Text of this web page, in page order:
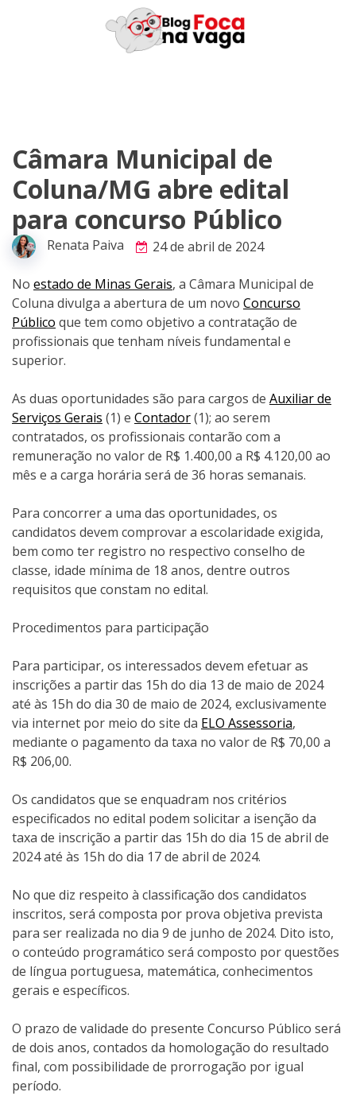
Câmara Municipal de
Coluna/MG abre edital
para concurso Público
Renata Paiva 24 de abril de 2024
No estado de Minas Gerais, a Câmara Municipal de
Coluna divulga a abertura de um novo Concurso
Público que tem como objetivo a contratação de
profissionais que tenham níveis fundamental e
superior.
As duas oportunidades são para cargos de Auxiliar de
Serviços Gerais (1) e Contador(1); ao serem
contratados, os profissionais contarão com a
remuneração no valor de R$ 1.400,00 a R$ 4.120,00 ao
mês e a carga horária será de 36 horas semanais.
Para concorrer a uma das oportunidades, os
candidatos devem comprovar a escolaridade exigida,
bem como ter registro no respectivo conselho de
classe, idade mínima de 18 anos, dentre outros
requisitos que constam no edital.
Procedimentos para participação
Para participar, os interessados devem efetuar as
inscrições a partir das 15h do dia 13 de maio de 2024
até às 15h do dia 30 de maio de 2024, exclusivamente
via internet por meio do site da ELO Assessoria,
mediante o pagamento da taxa no valor de R$ 70,00 a
R$ 206,00.
Os candidatos que se enquadram nos critérios
especificados no edital podem solicitar a isenção da
taxa de inscrição a partir das 15h do dia 15 de abril de
2024 até às 15h do dia 17 de abril de 2024.
No que diz respeito à classificação dos candidatos
inscritos, será composta por prova objetiva prevista
para ser realizada no dia 9 de junho de 2024. Dito isto,
o conteúdo programático será composto por questões
de língua portuguesa, matemática, conhecimentos
gerais e específicos.
O prazo de validade do presente Concurso Público será
de dois anos, contados da homologação do resultado
final, com possibilidade de prorrogação por igual
período.